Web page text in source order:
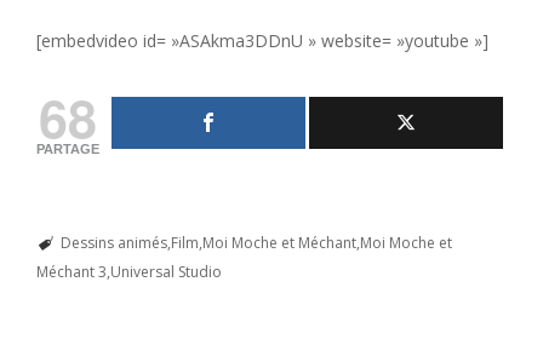
[embedvideo id= »ASAkma3DDnU » website= »youtube »]
68
PARTAGE
Dessins animés Film Moi Moche et Méchant Moi Moche et
Méchant 3 Universal Studio